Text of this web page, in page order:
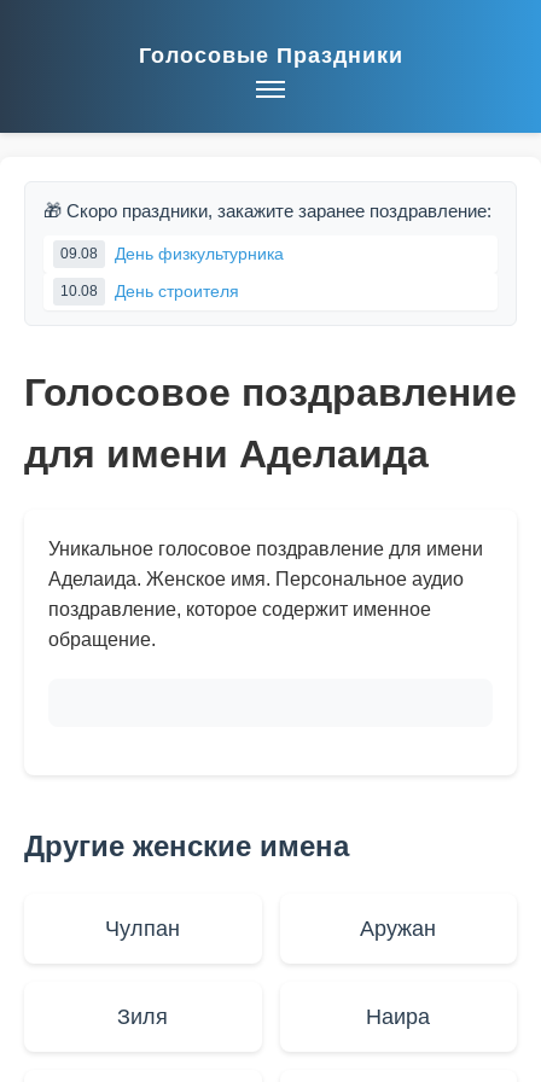
Голосовые Праздники
🎁 Скоро праздники, закажите заранее поздравление:
09.08 День физкультурника
10.08 День строителя
Голосовое поздравление
для имени Аделаида
Уникальное голосовое поздравление для имени
Аделаида. Женское имя. Персональное аудио
поздравление, которое содержит именное
обращение.
Другие женские имена
Чулпан Аружан
Зиля Наира